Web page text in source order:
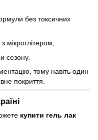
без токсичних
мікроглітером;
сезону.
тому навіть один
покриття.
купити гель лак